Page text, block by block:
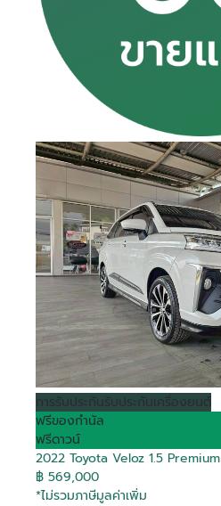
การรับประกันรับประกันเครื่องยนต์
ฟรีของกำนัล
ฟรีดาวน์
2022 Toyota Veloz 1.5 Premium
฿ 569,000
*ไม่รวมภาษีมูลค่าเพิ่ม